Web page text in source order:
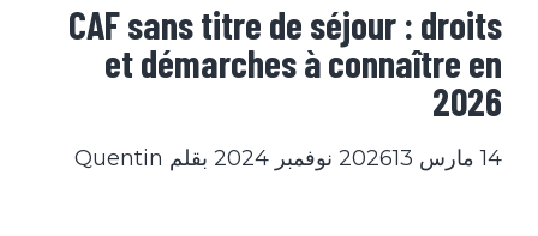
CAF sans titre de séjour : droits
et démarches à connaître en
2026
14 مارس 2026 13 نوفمبر 2024 بقلم Quentin